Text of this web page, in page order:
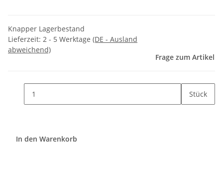
Knapper Lagerbestand
Lieferzeit: 2 - 5 Werktage (DE - Ausland
abweichend)
Frage zum Artikel
Stück
In den Warenkorb